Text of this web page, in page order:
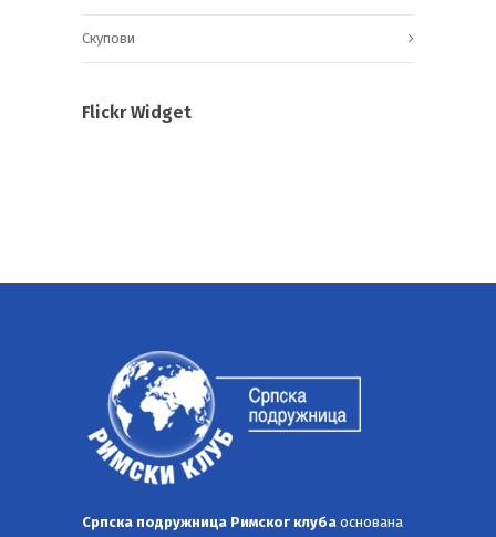
Скупови
Flickr Widget
Српска подружница Римског клуба основана